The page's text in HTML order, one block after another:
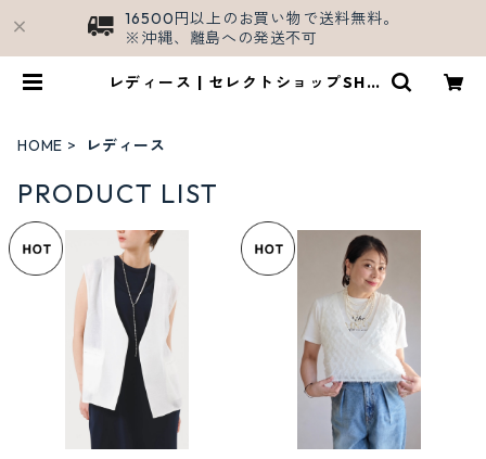
16500円以上のお買い物で送料無料。
※沖縄、離島への発送不可
レディース | セレクトショップSHA
HOME レディース
PRODUCT LIST